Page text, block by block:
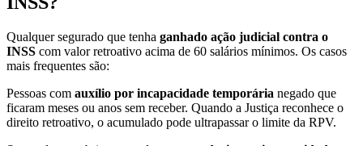
Qualquer segurado que tenha ganhado ação judicial contra o
INSS com valor retroativo acima de 60 salários mínimos. Os casos
mais frequentes são:
Pessoas com auxílio por incapacidade temporária negado que
ficaram meses ou anos sem receber. Quando a Justiça reconhece o
direito retroativo, o acumulado pode ultrapassar o limite da RPV.